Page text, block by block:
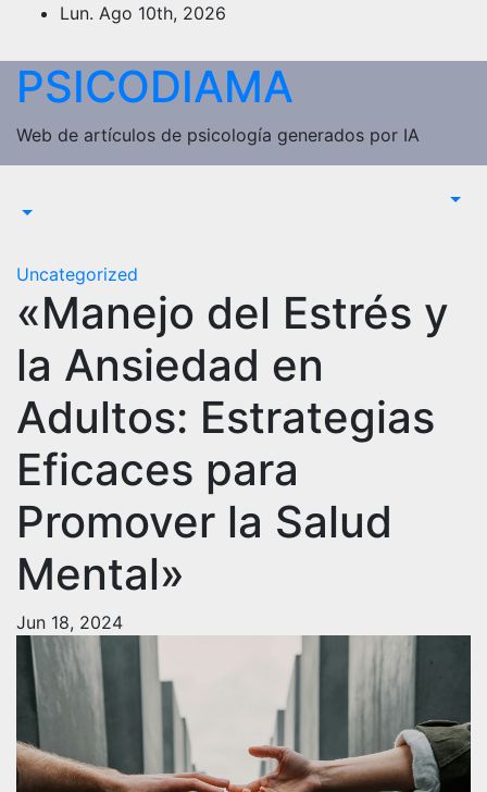
Saltar
contenido
Lun. Ago 10th, 2026
PSICODIAMA
Web de artículos de psicología generados por IA
Uncategorized
«Manejo del Estrés y
la Ansiedad en
Adultos: Estrategias
Eficaces para
Promover la Salud
Mental»
Jun 18, 2024